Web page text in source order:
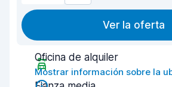
Ver la oferta
Oficina de alquiler
Mostrar información sobre la